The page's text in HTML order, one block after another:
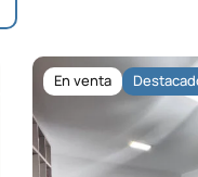
En venta